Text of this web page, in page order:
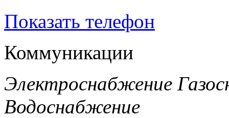
Показать телефон
Коммуникации
Электроснабжение
Водоснабжение